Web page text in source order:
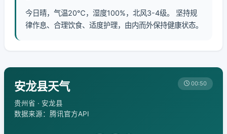
今日晴，气温20℃，湿度100%，北风3-4级。 坚持规
律作息、合理饮食、适度护理，由内而外保持健康状态。
安龙县天气
贵州省 · 安龙县
数据来源：腾讯官方API
00:50